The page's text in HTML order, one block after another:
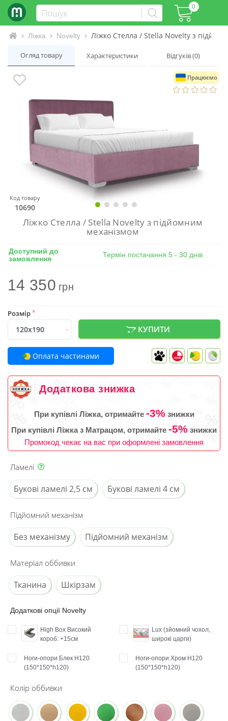
0
Інтернет-магазин матраців та ліжок
Ліжка Novelty Ліжко Стелла / Stella Novelty з
Огляд товару Характеристики Відгуків (0)
Працюємо
Код товару
10690
Ліжко Стелла / Stella Novelty з підйомним
механізмом
Доступний до
замовлення
Термін постачання 5 - 30 днів
14 350грн
Розмір*
КУПИТИ
Оплата частинами
Додаткова знижка
При купівлі Ліжка, отримайте -3%знижки
При купівлі Ліжка з Матрацом, отримайте -5% знижки
Промокод чекає на вас при оформлені замовлення
Ламелі
Букові ламелі 2,5 см Букові ламелі 4 см
Підйомний механізм
Без механізму Підйомний механізм
Матеріал оббивки
Тканина Шкірзам
Додаткові опції Novelty
High Box Високий
короб: +15см
Lux (зйомний чохол,
широкі царги)
Ноги-опори Блек H120
(150*150*h120)
Ноги-опори Хром H120
(150*150*h120)
Колір оббивки